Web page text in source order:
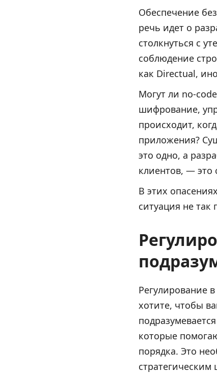
Обеспечение
речь идет о
столкнуться с
соблюдение
как Directual,
Могут ли no-
шифрование,
происходит,
приложения?
это одно, а
клиентов, — это
В этих
ситуация не так
Регулирование
хотите, чтобы
которые
порядка. Это